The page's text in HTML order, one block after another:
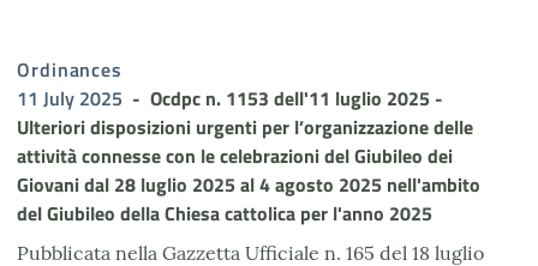
Ordinances
11 July 2025
Ocdpc n. 1153 dell'11 luglio 2025 -
Ulteriori disposizioni urgenti per l’organizzazione delle
attività connesse con le celebrazioni del Giubileo dei
Giovani dal 28 luglio 2025 al 4 agosto 2025 nell'ambito
del Giubileo della Chiesa cattolica per l'anno 2025
Pubblicata nella Gazzetta Ufficiale n. 165 del 18 luglio